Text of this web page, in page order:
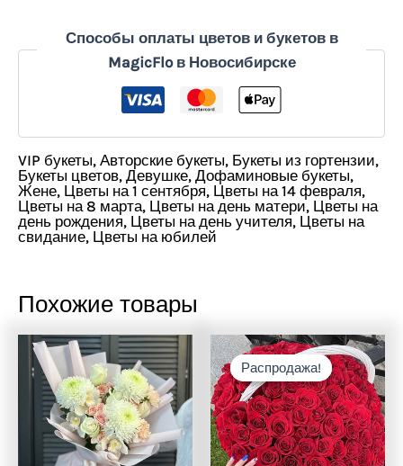
Способы оплаты цветов и букетов в
MagicFlo в Новосибирске
VIP букеты, Авторские букеты, Букеты из гортензии,
Букеты цветов, Девушке, Дофаминовые букеты,
Жене, Цветы на 1 сентября, Цветы на 14 февраля,
Цветы на 8 марта, Цветы на день матери, Цветы на
день рождения, Цветы на день учителя, Цветы на
свидание, Цветы на юбилей
Похожие товары
Распродажа!
Распродажа!